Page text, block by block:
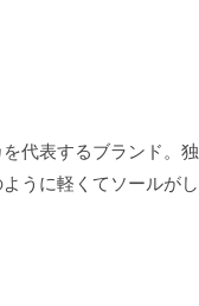
代表するブランド。
うに軽くてソールが